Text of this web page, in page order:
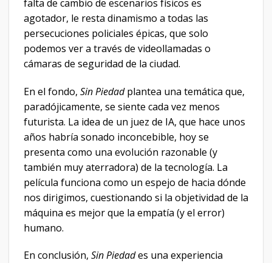
falta de cambio de escenarios físicos es
agotador, le resta dinamismo a todas las
persecuciones policiales épicas, que solo
podemos ver a través de videollamadas o
cámaras de seguridad de la ciudad.
En el fondo, Sin Piedadplantea una temática que,
paradójicamente, se siente cada vez menos
futurista. La idea de un juez de IA, que hace unos
años habría sonado inconcebible, hoy se
presenta como una evolución razonable (y
también muy aterradora) de la tecnología. La
película funciona como un espejo de hacia dónde
nos dirigimos, cuestionando si la objetividad de la
máquina es mejor que la empatía (y el error)
humano.
En conclusión, Sin Piedades una experiencia